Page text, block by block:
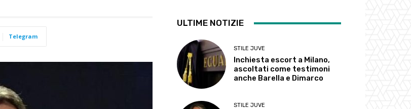
Telegram
ULTIME NOTIZIE
STILE JUVE
Inchiesta escort a Milano,
ascoltati come testimoni
anche Barella e Dimarco
STILE JUVE